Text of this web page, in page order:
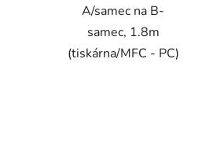
A/samec na B-
samec, 1.8m
(tiskárna/MFC - PC)